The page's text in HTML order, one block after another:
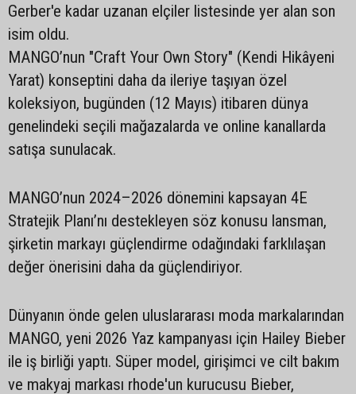
Gerber'e kadar uzanan elçiler listesinde yer alan son
isim oldu.
MANGO’nun "Craft Your Own Story" (Kendi Hikâyeni
Yarat) konseptini daha da ileriye taşıyan özel
koleksiyon, bugünden (12 Mayıs) itibaren dünya
genelindeki seçili mağazalarda ve online kanallarda
satışa sunulacak.
MANGO’nun 2024–2026 dönemini kapsayan 4E
Stratejik Planı’nı destekleyen söz konusu lansman,
şirketin markayı güçlendirme odağındaki farklılaşan
değer önerisini daha da güçlendiriyor.
Dünyanın önde gelen uluslararası moda markalarından
MANGO, yeni 2026 Yaz kampanyası için Hailey Bieber
ile iş birliği yaptı. Süper model, girişimci ve cilt bakım
ve makyaj markası rhode'un kurucusu Bieber,